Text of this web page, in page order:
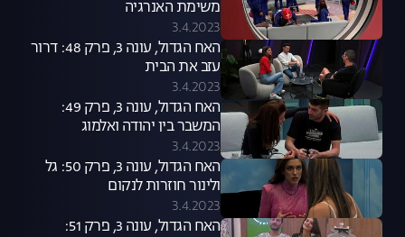
משימת האנרגיה
3.4.2023
האח הגדול, עונה 3, פרק 48: דרור
עזב את הבית
3.4.2023
האח הגדול, עונה 3, פרק 49:
המשבר בין יהודה ואלמוג
3.4.2023
האח הגדול, עונה 3, פרק 50: גל
ולינור חוזרות לנקום
3.4.2023
האח הגדול, עונה 3, פרק 51: